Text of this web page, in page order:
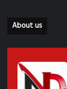
About us